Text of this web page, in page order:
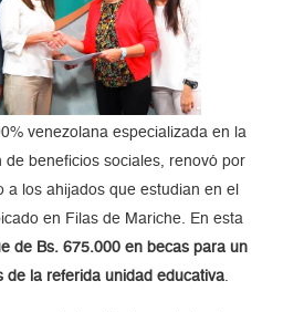
venezolana especializada en la
de beneficios sociales, renovó por
a los ahijados que estudian en el
en Filas de Mariche. En esta
de Bs. 675.000 en becas para un
de la referida unidad educativa.